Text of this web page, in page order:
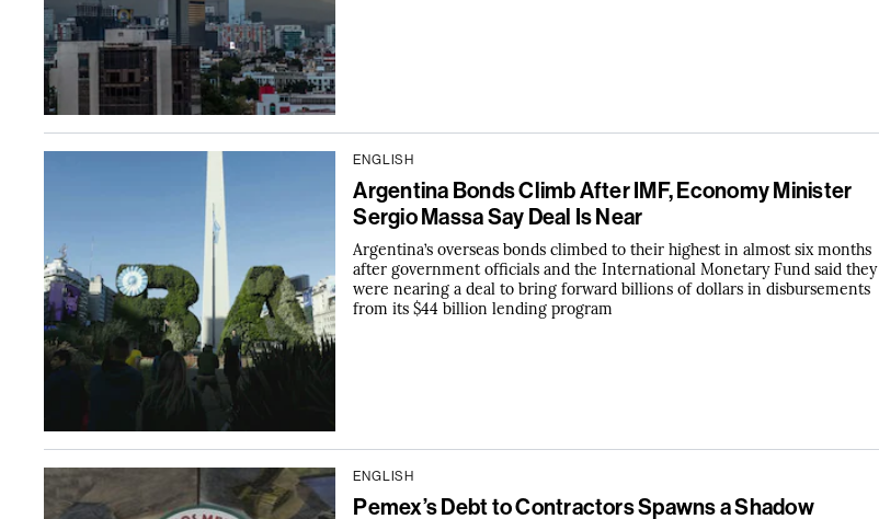
ENGLISH
Argentina Bonds Climb After IMF, Economy Minister
Sergio Massa Say Deal Is Near
Argentina’s overseas bonds climbed to their highest in almost six months
after government officials and the International Monetary Fund said they
were nearing a deal to bring forward billions of dollars in disbursements
from its $44 billion lending program
ENGLISH
Pemex’s Debt to Contractors Spawns a Shadow